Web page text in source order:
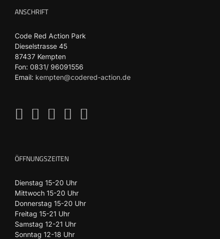
ANSCHRIFT
Code Red Action Park
Dieselstrasse 45
87437 Kempten
Fon: 0831/ 96091556
Email: kempten@codered-action.de
ÖFFNUNGSZEITEN
Dienstag 15-20 Uhr
Mittwoch 15-20 Uhr
Donnerstag 15-20 Uhr
Freitag 15-21 Uhr
Samstag 12-21 Uhr
Sonntag 12-18 Uhr